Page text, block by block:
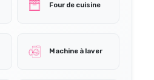
Four de cuisine
Machine à laver